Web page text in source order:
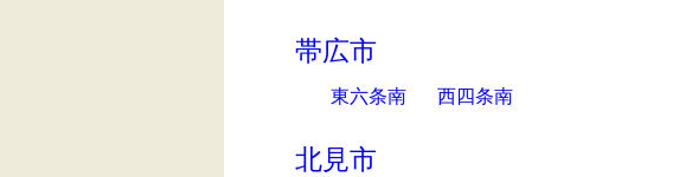
帯広市
東六条南 西四条南
北見市